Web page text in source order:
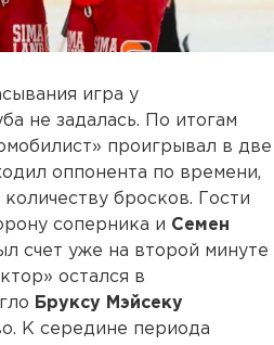
игра у
не задалась. По итогам
проигрывал в две
оппонента по времени,
бросков. Гости
соперника и Семен
счет уже на второй минуте
остался в
Бруксу Мэйсеку
К середине периода